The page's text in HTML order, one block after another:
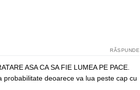
RĂSPUNDE
ASA CA SA FIE LUMEA PE PACE.
deoarece va lua peste cap cu